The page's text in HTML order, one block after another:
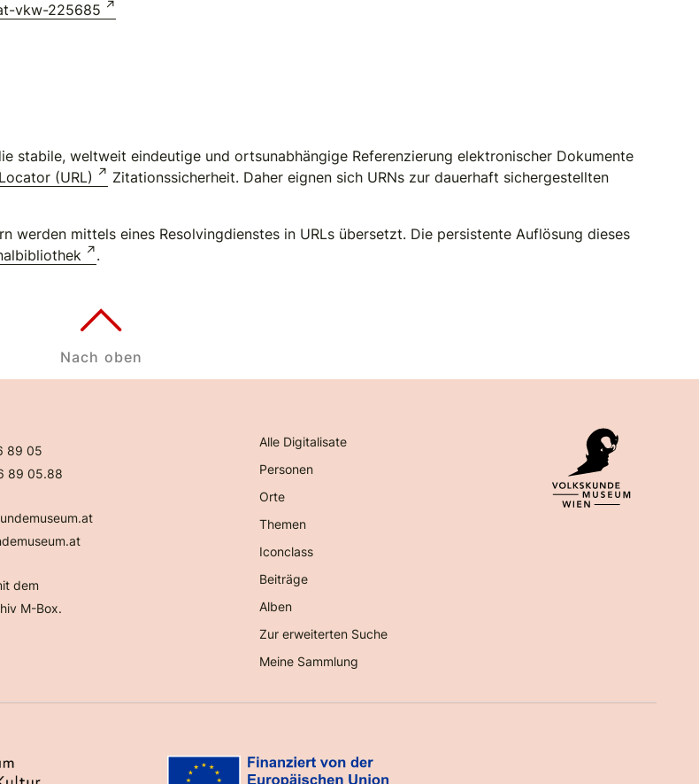
vkw-225685
stabile, weltweit eindeutige und ortsunabhängige Referenzierung elektronischer Dokumente
(URL)
Zitationssicherheit. Daher eignen sich URNs zur dauerhaft sichergestellten
werden mittels eines Resolvingdienstes in URLs übersetzt. Die persistente Auflösung dieses
.
89 05
89 05.88
dem
M-Box.
Alle Digitalisate
Personen
Orte
Themen
Iconclass
Beiträge
Alben
Zur erweiterten Suche
Meine Sammlung
Nach oben